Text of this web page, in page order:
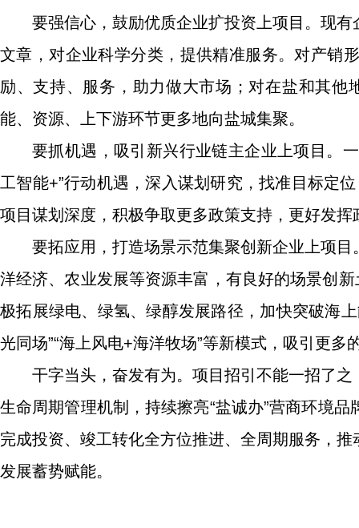
要强信心，鼓励优质企业扩投资上项目。现
文章，对企业科学分类，提供精准服务。对产销
励、支持、服务，助力做大市场；对在盐和其他
能、资源、上下游环节更多地向盐城集聚。
要抓机遇，吸引新兴行业链主企业上项目。
工智能+”行动机遇，深入谋划研究，找准目标定
项目谋划深度，积极争取更多政策支持，更好发
要拓应用，打造场景示范集聚创新企业上项
洋经济、农业发展等资源丰富，有良好的场景创
极拓展绿电、绿氢、绿醇发展路径，加快突破海
光同场”“海上风电+海洋牧场”等新模式，吸引更多
干字当头，奋发有为。项目招引不能一招了
生命周期管理机制，持续擦亮“盐诚办”营商环境
完成投资、竣工转化全方位推进、全周期服务，
发展蓄势赋能。